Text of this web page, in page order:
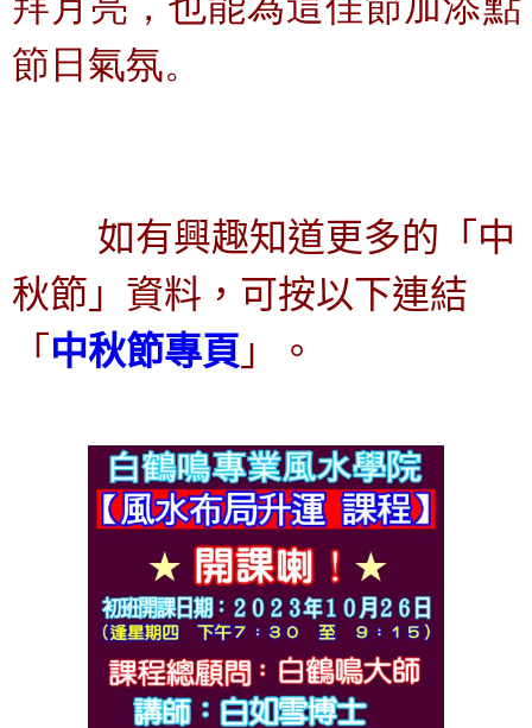
節日氣氛。
如有興趣知道更多的「中
秋節」資料，可按以下連結
「 中秋節專頁 」。